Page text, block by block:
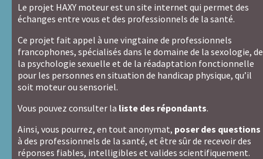
Je confirme avoir plus de 18 ans et avoir lu les
conditions générales
Recevoir une copie du message
Pour
envoyer
ce
formulaire,
saisissez
rien
dans
Pour
envoyer
ce
formulaire,
ne
cochez
pas
Envoyer
Le projet HAXY moteur est un site internet qui permet des
échanges entre vous et des professionnels de la santé.
Ce projet fait appel à une vingtaine de professionnels
francophones, spécialisés dans le domaine de la sexologie, de
la psychologie sexuelle et de la réadaptation fonctionnelle
pour les personnes en situation de handicap physique, qu’il
soit moteur ou sensoriel.
Vous pouvez consulter la liste des répondants.
Ainsi, vous pourrez, en tout anonymat, poser des questions
à des professionnels de la santé, et être sûr de recevoir des
réponses fiables, intelligibles et valides scientifiquement.